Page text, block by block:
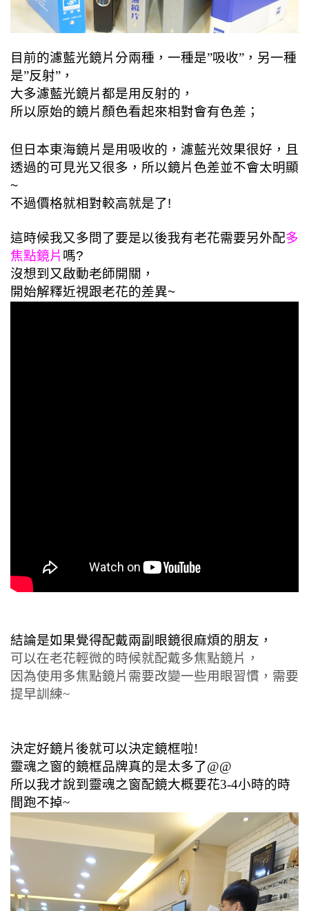
目前的濾藍光鏡片分兩種，一種是”吸收”，另一種
是”反射”，
大多濾藍光鏡片都是用反射的，
所以原始的鏡片顏色看起來相對會有色差；
但日本東海鏡片是用吸收的，濾藍光效果很好，且
透過的可見光又很多，所以鏡片色差並不會太明顯
~
不過價格就相對較高就是了!
這時候我又多問了要是以後我有老花需要另外配多
焦點鏡片 嗎?
沒想到又啟動老師開關，
開始解釋近視跟老花的差異~
結論是如果覺得配戴兩副眼鏡很麻煩的朋友，
可以在老花輕微的時候就配戴多焦點鏡片，
因為使用多焦點鏡片需要改變一些用眼習慣，需要
提早訓練~
決定好鏡片後就可以決定鏡框啦!
靈魂之窗的鏡框品牌真的是太多了@@
所以我才說到靈魂之窗配鏡大概要花3-4小時的時
間跑不掉~